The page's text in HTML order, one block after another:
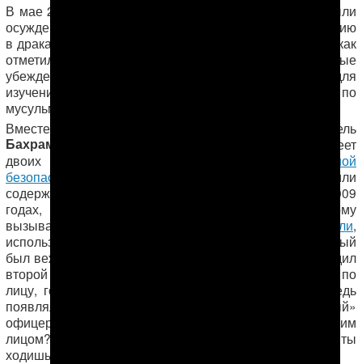
В мае 2014 года в Туркменабаде около 20 человек были
осуждены к длительным тюремным срокам по обвинению
в драках и
. На самом же деле, как
отметил собеседник «Форума 18», за их религиозные
убеждения: встречи общины в частном порядке для
изучения Ислама, а также за организацию свадьбы по
мусульманским обычаям.
Вместе с прихожанами был арестован и их предстоятель
Бахрам Сапаров
, сейчас ему 34 года, он женат и имеет
двоих детей. Сотрудники
Министерства национальной
безопасности
изъяли его компьютер и изучили
содержание жестких дисков. До этого, в 2008 и 2009
годах, членов мусульманской общины по одному
вызывали на допрос в МНБ. При этом
мужчин избивали,
используя приём «добрый и злой полицейский». Первый
был вежливым, а когда он выходил из кабинета, заходил
второй и начинал бить или пинать ногами человека по
лицу, говоря при этом: «Мы не хотим, чтоб ты впредь
появлялся
». Потом возвращался «вежливый»
офицер и невинно спрашивал: «А что случилось с твоим
лицом? Нет ничего предосудительного в том, что ты
ходишь в мечеть, продолжай посещать…»